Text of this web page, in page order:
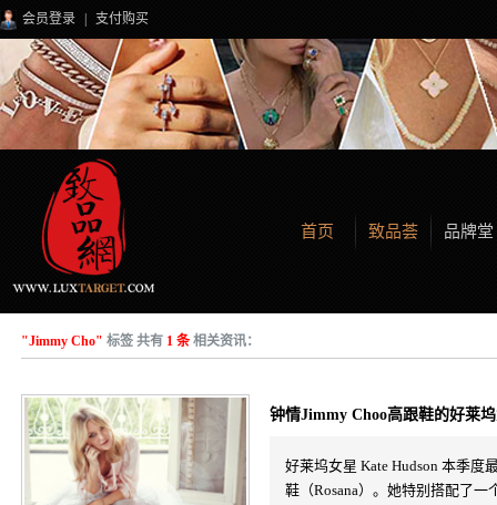
会员登录 支付购买
首页 致品荟 品牌堂
"Jimmy Cho" 标签 共有 1 条相关资讯：
钟情Jimmy Choo高跟鞋的好莱
好莱坞女星 Kate Hudson 本季度
鞋（Rosana）。她特别搭配了一